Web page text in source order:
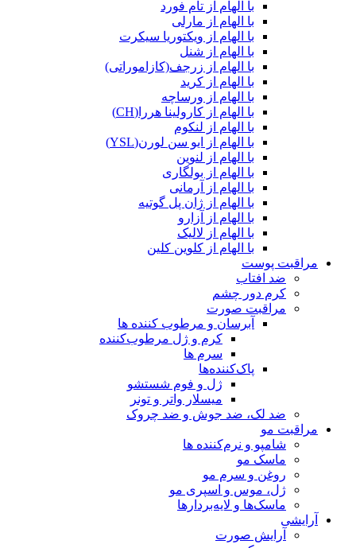
با الهام از تام فورد
با الهام از مارلی
با الهام از ویکتوریا سیکرت
با الهام از شنل
با الهام از زرجف(کازاموراتی)
با الهام از کرید
با الهام از ورساچه
با الهام از کارولینا هررا(CH)
با الهام از لنکوم
با الهام از ایو سن لورن(YSL)
با الهام از لنوین
با الهام از بولگاری
با الهام از آرمانی
با الهام از ژان پل گوتیه
با الهام از آزارو
با الهام از لالیک
با الهام از کلوین کلین
مراقبت پوست
ضد افتاب
کرم دور چشم
مراقبت صورت
آبرسان و مرطوب کننده ها
کرم و ژل مرطوب‌کننده
سرم ها
پاک‌کننده‌ها
ژل و فوم شستشو
میسلار واتر و تونر
ضد لک، ضد جوش و ضد چروک
مراقبت مو
شامپو و نرم‌کننده ها
ماسک مو
روغن و سرم مو
ژل، موس و اسپری مو
ماسک‌ها و لایه‌بردارها
آرایشی
آرایش صورت